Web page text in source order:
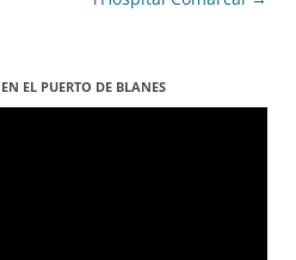
EL PUERTO DE BLANES